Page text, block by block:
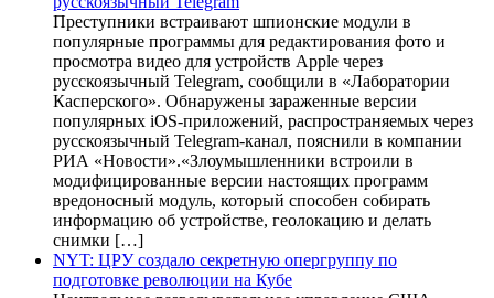
Преступники встраивают шпионские модули в
популярные программы для редактирования фото и
просмотра видео для устройств Apple через
русскоязычный Telegram, сообщили в «Лаборатории
Касперского». Обнаружены зараженные версии
популярных iOS-приложений, распространяемых через
русскоязычный Telegram-канал, пояснили в компании
РИА «Новости».«Злоумышленники встроили в
модифицированные версии настоящих программ
вредоносный модуль, который способен собирать
информацию об устройстве, геолокацию и делать
снимки […]
NYT: ЦРУ создало секретную опергруппу по
подготовке революции на Кубе